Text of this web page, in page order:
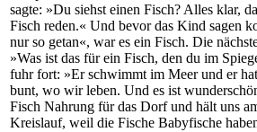
sagte: »Du siehst einen Fisch? Alles klar,
Fisch reden.« Und bevor das Kind sagen
nur so getan«, war es ein Fisch. Die
»Was ist das für ein Fisch, den du im
fuhr fort: »Er schwimmt im Meer und er
bunt, wo wir leben. Und es ist
Fisch Nahrung für das Dorf und hält uns
Kreislauf, weil die Fische Babyfische